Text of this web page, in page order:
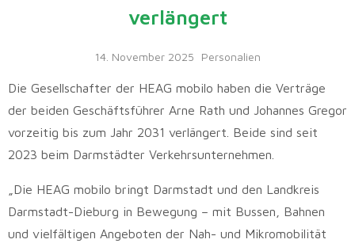
verlängert
14. November 2025 Personalien
Die Gesellschafter der HEAG mobilo haben die Verträge
der beiden Geschäftsführer Arne Rath und Johannes Gregor
vorzeitig bis zum Jahr 2031 verlängert. Beide sind seit
2023 beim Darmstädter Verkehrsunternehmen.
„Die HEAG mobilo bringt Darmstadt und den Landkreis
Darmstadt-Dieburg in Bewegung – mit Bussen, Bahnen
und vielfältigen Angeboten der Nah- und Mikromobilität